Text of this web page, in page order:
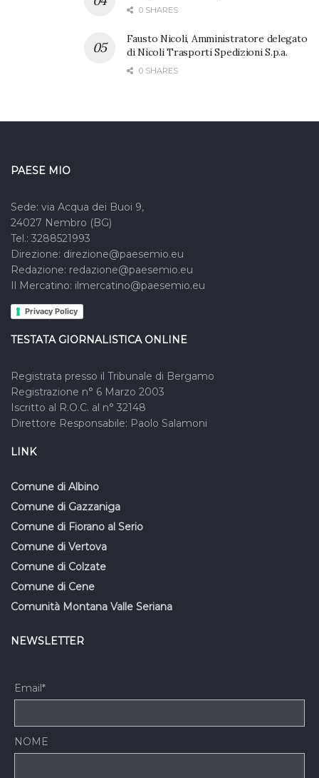
0 SHARES
Fausto Nicoli, Amministratore delegato
di Nicoli Trasporti Spedizioni S.p.a.
0 SHARES
PAESE MIO
Sede: via Acqua dei Buoi 9,
24027 Nembro (BG)
Tel.: 3288521993
Direzione: direzione@paesemio.eu
Redazione: redazione@paesemio.eu
Il Mercatino: ilmercatino@paesemio.eu
Privacy Policy
TESTATA GIORNALISTICA ONLINE
Registrata presso il Tribunale di Bergamo
Registrazione n° 6 Marzo 2003
Iscritto al R.O.C. al n° 32148
Direttore Responsabile: Paolo Salamoni
LINK
Comune di Albino
Comune di Gazzaniga
Comune di Fiorano al Serio
Comune di Vertova
Comune di Colzate
Comune di Cene
Comunità Montana Valle Seriana
NEWSLETTER
Email*
NOME